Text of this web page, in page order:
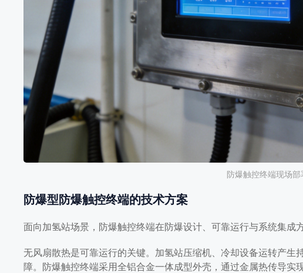
防爆触控终端现场部
防爆型防爆触控终端的技术方案
面向加氢站场景，防爆触控终端在防爆设计、可靠运行与系统集成
无风扇散热是可靠运行的关键。加氢站压缩机、冷却设备运转产
障。防爆触控终端采用全铝合金一体成型外壳，通过金属热传导实